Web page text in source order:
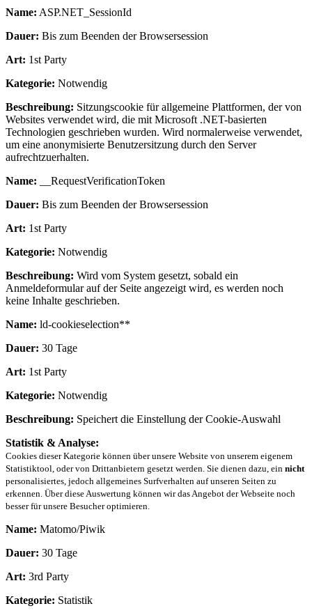
Name: ASP.NET_SessionId
Dauer: Bis zum Beenden der Browsersession
Art: 1st Party
Kategorie: Notwendig
Beschreibung: Sitzungscookie für allgemeine Plattformen, der von
Websites verwendet wird, die mit Microsoft .NET-basierten
Technologien geschrieben wurden. Wird normalerweise verwendet,
um eine anonymisierte Benutzersitzung durch den Server
aufrechtzuerhalten.
Name: __RequestVerificationToken
Dauer: Bis zum Beenden der Browsersession
Art: 1st Party
Kategorie: Notwendig
Beschreibung: Wird vom System gesetzt, sobald ein
Anmeldeformular auf der Seite angezeigt wird, es werden noch
keine Inhalte geschrieben.
Name: ld-cookieselection**
Dauer: 30 Tage
Art: 1st Party
Kategorie: Notwendig
Beschreibung: Speichert die Einstellung der Cookie-Auswahl
Statistik & Analyse:
Cookies dieser Kategorie können über unsere Website von unserem eigenem
Statistiktool, oder von Drittanbietern gesetzt werden. Sie dienen dazu, ein nicht
personalisiertes, jedoch allgemeines Surfverhalten auf unseren Seiten zu
erkennen. Über diese Auswertung können wir das Angebot der Webseite noch
besser für unsere Besucher optimieren.
Name: Matomo/Piwik
Dauer: 30 Tage
Art: 3rd Party
Kategorie: Statistik